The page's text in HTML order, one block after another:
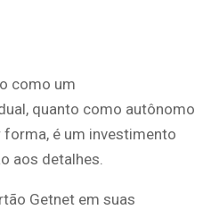
como um
quanto como autônomo
é um investimento
aos detalhes.
Getnet em suas